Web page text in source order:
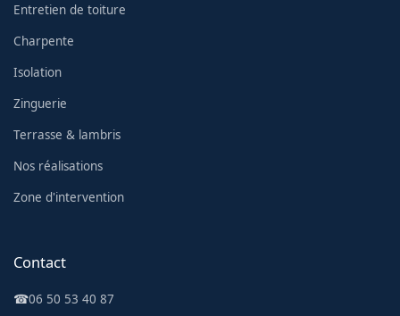
Entretien de toiture
Charpente
Isolation
Zinguerie
Terrasse & lambris
Nos réalisations
Zone d'intervention
Contact
☎06 50 53 40 87